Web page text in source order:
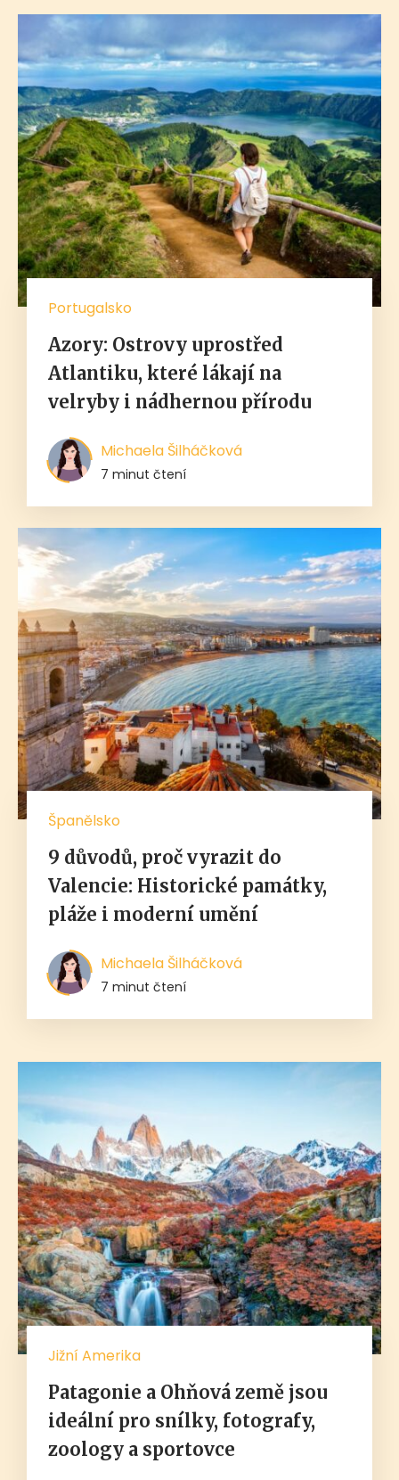
Portugalsko
Azory: Ostrovy uprostřed
Atlantiku, které lákají na
velryby i nádhernou přírodu
Michaela Šilháčková
7 minut čtení
Španělsko
9 důvodů, proč vyrazit do
Valencie: Historické památky,
pláže i moderní umění
Michaela Šilháčková
7 minut čtení
Jižní Amerika
Patagonie a Ohňová země jsou
ideální pro snílky, fotografy,
zoology a sportovce